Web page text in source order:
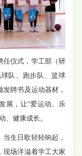
任仪式，学工部（研
队、跑步队、篮球
聘书及运动器材，
展，让“爱运动、乐
、健康成长。
生日歌轻轻响起，
现场洋溢着学工大家